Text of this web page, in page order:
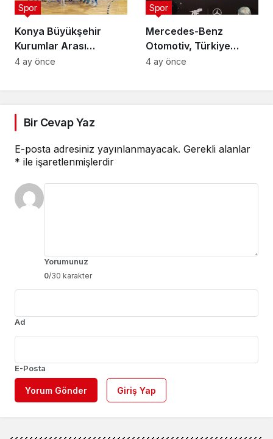
Konya Büyükşehir
Kurumlar Arası
Voleybol Turnuvası
Spor
4 ay önce
Mercedes-Benz
Otomotiv, Türkiye
Tenis Federasyonu’nun
Spor
4 ay önce
Bir Cevap Yaz
E-posta adresiniz yayınlanmayacak. Gerekli alanlar
* ile işaretlenmişlerdir
Yorumunuz
0/30 karakter
Ad
E-Posta
Yorum Gönder Giriş Yap